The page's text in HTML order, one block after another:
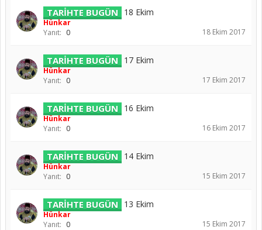
TARİHTE BUGÜN 18 Ekim
Hünkar
Yanıt: 0 18 Ekim 2017
TARİHTE BUGÜN 17 Ekim
Hünkar
Yanıt: 0 17 Ekim 2017
TARİHTE BUGÜN 16 Ekim
Hünkar
Yanıt: 0 16 Ekim 2017
TARİHTE BUGÜN 14 Ekim
Hünkar
Yanıt: 0 15 Ekim 2017
TARİHTE BUGÜN 13 Ekim
Hünkar
Yanıt: 0 15 Ekim 2017